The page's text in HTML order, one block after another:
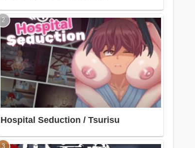
Hospital Seduction / Tsurisu